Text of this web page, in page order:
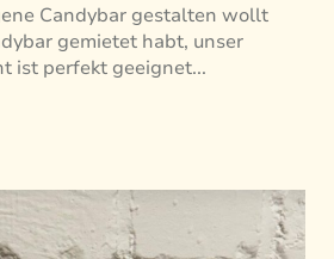
Candybar gestalten wollt
gemietet habt, unser
ist perfekt geeignet...